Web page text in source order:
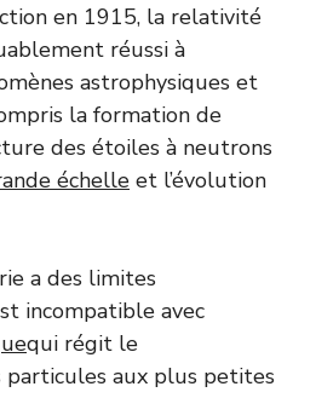
en 1915, la relativité
réussi à
astrophysiques et
la formation de
des étoiles à neutrons
échelle et l’évolution
a des limites
incompatible avec
qui régit le
aux plus petites